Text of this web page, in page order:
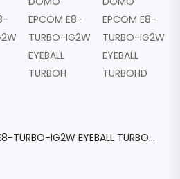
CAMARA DOMO EPCOM E8-TURBO-IG2W EYEBALL TURBOHD 2 MP 1080P / GRAN ANGULAR 103░/ LENTE 2.8 MM/ EXIR INTELIGENTE 20 MTS/ INTERIOR/ TVI-AHD-CVI-CVBS/ DWD